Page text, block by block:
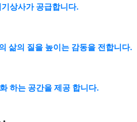
상사가 공급합니다.
삶의 질을 높이는 감동을 전합니다.
하는 공간을 제공 합니다.